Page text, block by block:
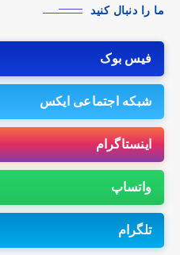
ما را دنبال کنید
فیس بوک
شبکه اجتماعی ایکس
اینستاگرام
واتساپ
تلگرام